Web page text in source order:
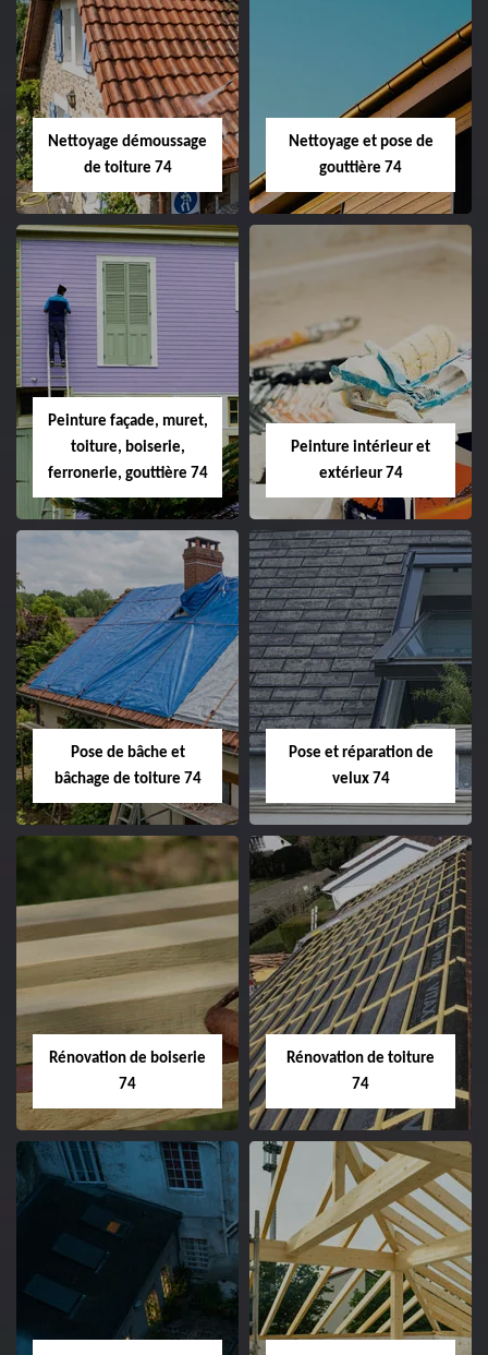
Nettoyage démoussage
de toiture 74
Nettoyage et pose de
gouttière 74
Peinture façade, muret,
toiture, boiserie,
ferronerie, gouttière 74
Peinture intérieur et
extérieur 74
Pose de bâche et
bâchage de toiture 74
Pose et réparation de
velux 74
Rénovation de boiserie
74
Rénovation de toiture
74